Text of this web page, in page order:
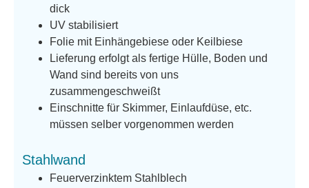
dick
UV stabilisiert
Folie mit Einhängebiese oder Keilbiese
Lieferung erfolgt als fertige Hülle, Boden und
Wand sind bereits von uns
zusammengeschweißt
Einschnitte für Skimmer, Einlaufdüse, etc.
müssen selber vorgenommen werden
Stahlwand
Feuerverzinktem Stahlblech